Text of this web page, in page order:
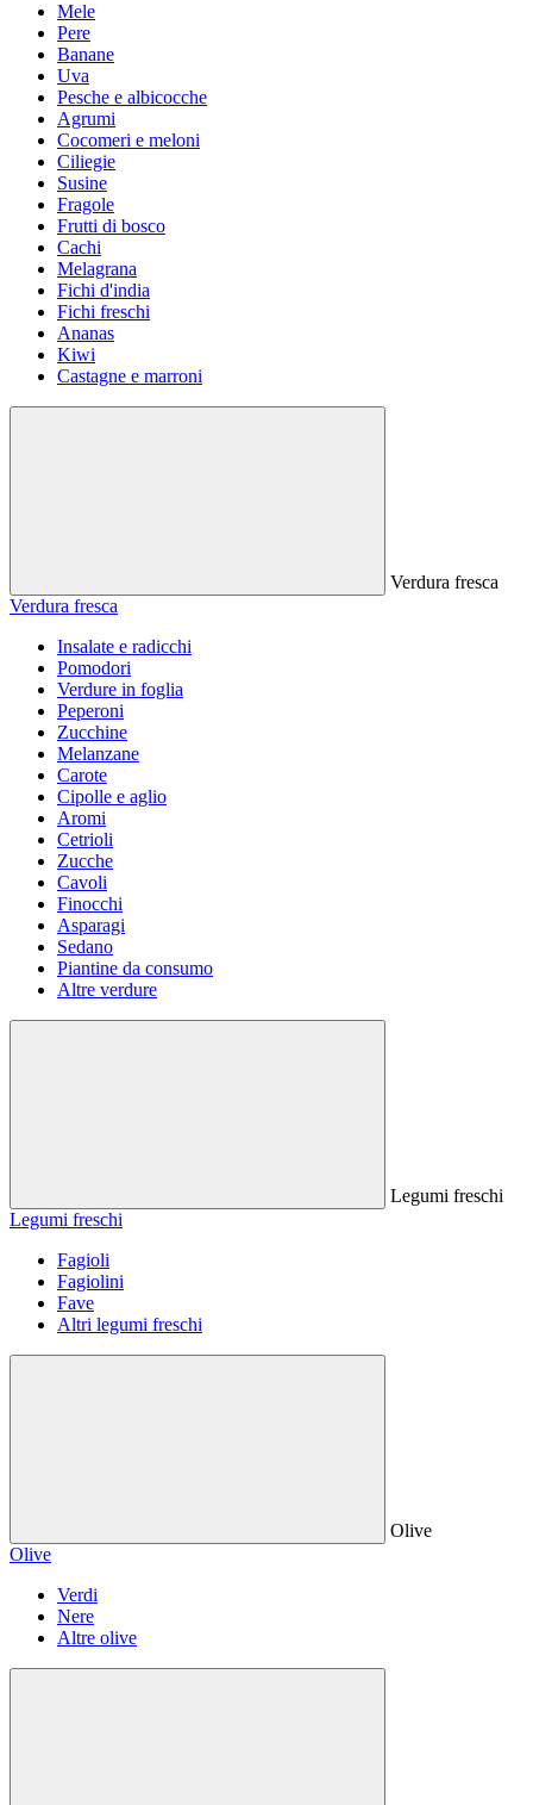
Mele
Pere
Banane
Uva
Pesche e albicocche
Agrumi
Cocomeri e meloni
Ciliegie
Susine
Fragole
Frutti di bosco
Cachi
Melagrana
Fichi d'india
Fichi freschi
Ananas
Kiwi
Castagne e marroni
Verdura fresca
Verdura fresca
Insalate e radicchi
Pomodori
Verdure in foglia
Peperoni
Zucchine
Melanzane
Carote
Cipolle e aglio
Aromi
Cetrioli
Zucche
Cavoli
Finocchi
Asparagi
Sedano
Piantine da consumo
Altre verdure
Legumi freschi
Legumi freschi
Fagioli
Fagiolini
Fave
Altri legumi freschi
Olive
Olive
Verdi
Nere
Altre olive